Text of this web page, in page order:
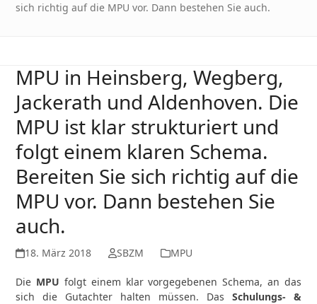
sich richtig auf die MPU vor. Dann bestehen Sie auch.
MPU in Heinsberg, Wegberg,
Jackerath und Aldenhoven. Die
MPU ist klar strukturiert und
folgt einem klaren Schema.
Bereiten Sie sich richtig auf die
MPU vor. Dann bestehen Sie
auch.
18. März 2018 SBZM MPU
Die MPU folgt einem klar vorgegebenen Schema, an das
sich die Gutachter halten müssen. Das Schulungs- &